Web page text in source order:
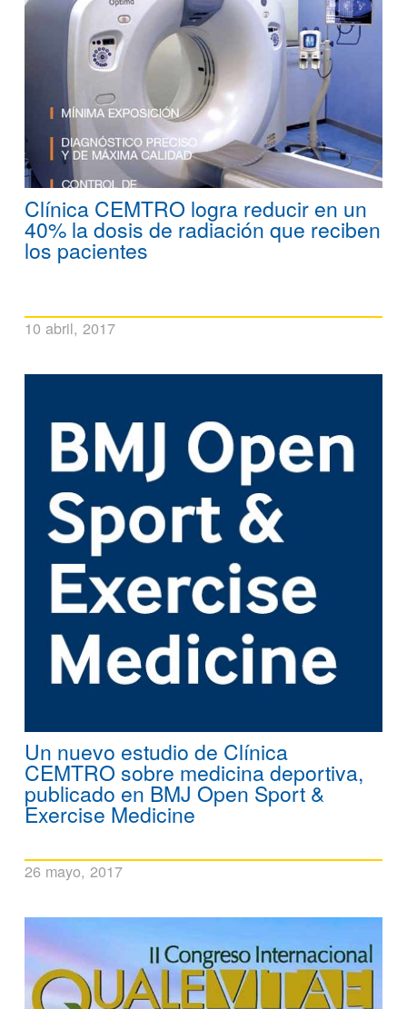
Clínica CEMTRO logra reducir en un
40% la dosis de radiación que reciben
los pacientes
10 abril, 2017
Un nuevo estudio de Clínica
CEMTRO sobre medicina deportiva,
publicado en BMJ Open Sport &
Exercise Medicine
26 mayo, 2017